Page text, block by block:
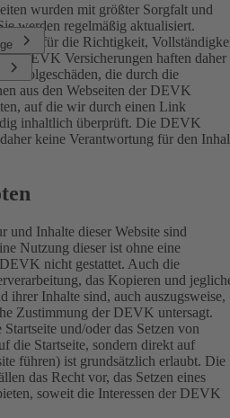
wurden mit größter Sorgfalt und
werden regelmäßig aktualisiert.
für die Richtigkeit,
DEVK Versicherungen haften daher
Folgeschäden, die durch die
aus den Webseiten der DEVK
auf die wir durch einen Link
inhaltlich überprüft. Die DEVK
daher keine Verantwortung für den
und Inhalte dieser Website sind
Nutzung dieser ist ohne eine
nicht gestattet. Auch die
das Kopieren und
ihrer Inhalte sind, auch auszugsweise,
Zustimmung der DEVK untersagt.
und/oder das Setzen von
die Startseite, sondern direkt auf
führen) ist grundsätzlich erlaubt. Die
das Recht vor, das Setzen eines
soweit die Interessen der DEVK